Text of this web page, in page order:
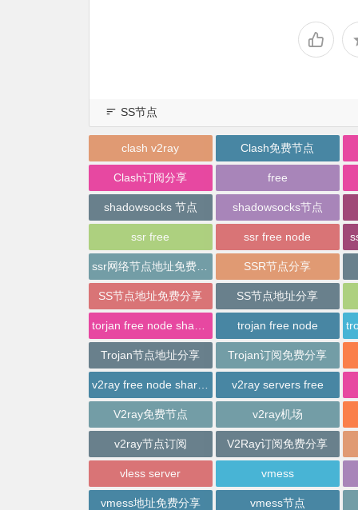
SS节点
clash v2ray Clash免费节点
Clash订阅分享 free
shadowsocks 节点 shadowsocks节点
ssr free ssr free node
SSR节点分享
SS节点地址免费分享 SS节点地址分享
trojan free node
Trojan节点地址分享 Trojan订阅免费分享
v2ray servers free
V2ray免费节点 v2ray机场
v2ray节点订阅 V2Ray订阅免费分享
vless server vmess
vmess地址免费分享 vmess节点